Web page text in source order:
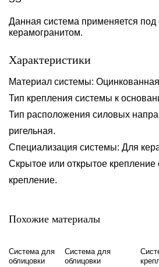
Данная система применяется под
керамогранитом.
Характеристики
Материал системы:
Тип крепления системы к
Тип расположения силовых
ригельная.
Специализация системы: Для
Скрытое или открытое
крепление.
Похожие материалы
Система для
облицовки
Система для
облицовки